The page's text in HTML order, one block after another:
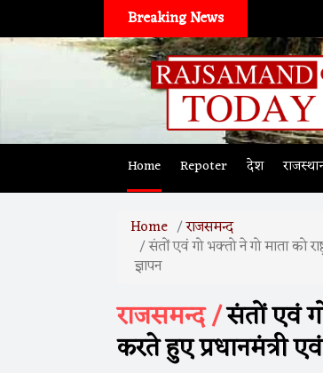
Breaking News
Home Repoter देश
Home राजसमन्द
संतों एवं गो भक्तो ने गो माता को
ज्ञापन
राजसमन्द /संतों एवं
करते हुए प्रधानमंत्री